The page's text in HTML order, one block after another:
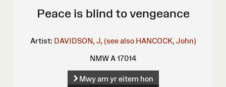
Peace is blind to vengeance
Artist: DAVIDSON, J, (see also HANCOCK, John)
NMW A 17014
Mwy am yr eitem hon